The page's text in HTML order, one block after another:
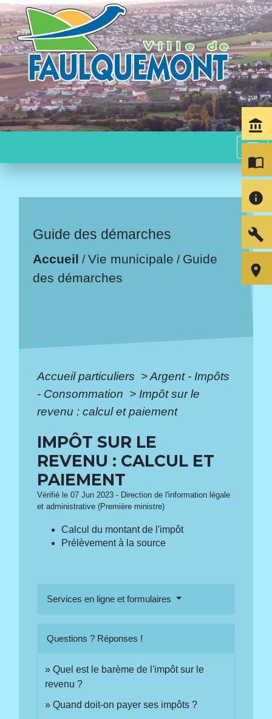
menu
Guide des démarches
Accueil /Vie municipale / Guide
des démarches
Accueil particuliers >Argent - Impôts
- Consommation > Impôt sur le
revenu : calcul et paiement
IMPÔT SUR LE
REVENU : CALCUL ET
PAIEMENT
Vérifié le 07 Jun 2023 - Direction de l'information légale
et administrative (Première ministre)
Calcul du montant de l'impôt
Prélèvement à la source
Services en ligne et formulaires
Questions ? Réponses !
Quel est le barème de l'impôt sur le
revenu ?
Quand doit-on payer ses impôts ?
account_balance
import_contacts
info
build
room